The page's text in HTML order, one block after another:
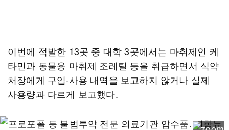
이번에 적발한 13곳 중 대학 3곳에서는 마취제인 케
타민과 동물용 마취제 조레틸 등을 취급하면서 식약
처장에게 구입·사용 내역을 보고하지 않거나 실제
사용량과 다르게 보고했다.